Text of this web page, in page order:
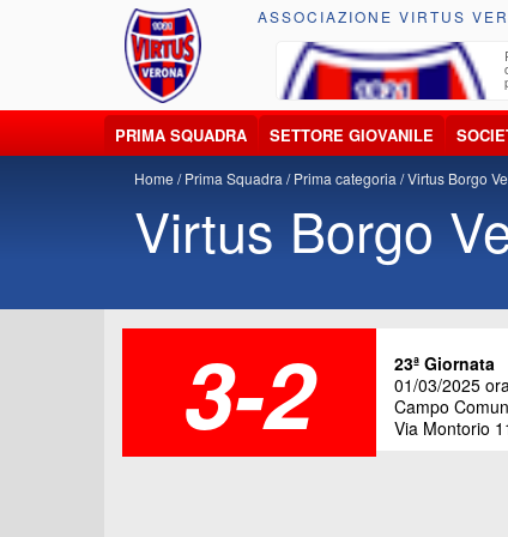
ASSOCIAZIONE VIRTUS
trasporto, smaltimento e recupero di
PRIMA SQUADRA SETTORE GIOVANILE
Home Prima Squadra Prima categoria Virtus Borgo
Virtus Borgo
3-2 23ª Giornata
01/03/2025
Campo
Via Montorio